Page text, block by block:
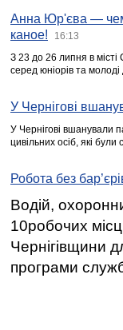
Анна Юр'єва —
каное!
16:13
З 23 до 26 липня в
серед юніорів та
У Чернігові
У Чернігові вшанували
цивільних осіб, які
Робота без
Водій,
10робочих
Чернігівщини
програми